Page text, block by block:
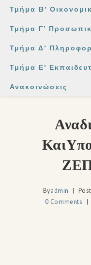
Τμήμα Β’
Τμήμα Γ’
Τμήμα Δ’
Τμήμα Ε’
Ανακοινώσεις
Byadmin
0 Comments